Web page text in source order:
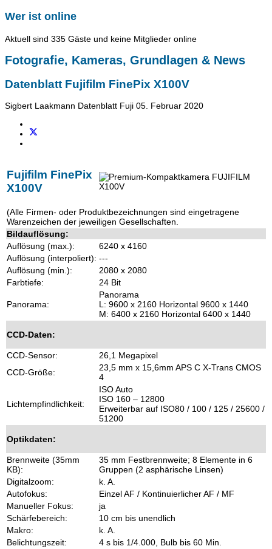
Wer ist online
Aktuell sind 335 Gäste und keine Mitglieder online
Fotografie, Kameras, Grundlagen & News
Datenblatt Fujifilm FinePix X100V
Sigbert Laakmann Datenblatt Fuji 05. Februar 2020
Fujifilm FinePix
X100V
(Alle Firmen- oder Produktbezeichnungen sind eingetragene
Warenzeichen der jeweiligen Gesellschaften.
Bildauflösung:
Auflösung (max.):
6240 x 4160
Auflösung (interpoliert): ---
Auflösung (min.):
2080 x 2080
Farbtiefe:
24 Bit
Panorama:
Panorama
L: 9600 x 2160 Horizontal 9600 x 1440
M: 6400 x 2160 Horizontal 6400 x 1440
CCD-Daten:
CCD-Sensor:
26,1 Megapixel
CCD-Größe:
23,5 mm x 15,6mm APS C X-Trans CMOS
4
Lichtempfindlichkeit:
ISO Auto
ISO 160 – 12800
Erweiterbar auf ISO80 / 100 / 125 / 25600 /
51200
Optikdaten:
Brennweite (35mm
KB):
35 mm Festbrennweite; 8 Elemente in 6
Gruppen (2 asphärische Linsen)
Digitalzoom:
k. A.
Autofokus:
Einzel AF / Kontinuierlicher AF / MF
Manueller Fokus:
ja
Schärfebereich:
10 cm bis unendlich
Makro:
k. A.
Belichtungszeit:
4 s bis 1/4.000, Bulb bis 60 Min.